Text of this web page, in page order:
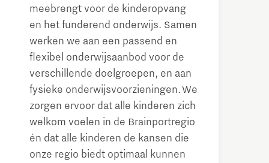
meebrengt voor de kinderopvang
en het funderend onderwijs. Samen
werken we aan een passend en
flexibel onderwijsaanbod voor de
verschillende doelgroepen, en aan
fysieke onderwijsvoorzieningen. We
zorgen ervoor dat alle kinderen zich
welkom voelen in de Brainportregio
én dat alle kinderen de kansen die
onze regio biedt optimaal kunnen